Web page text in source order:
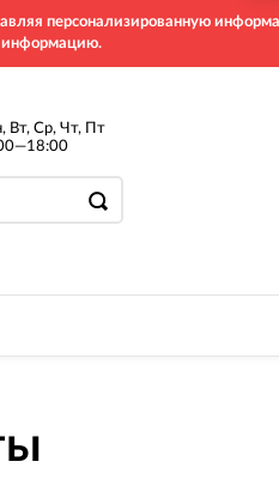
персонализированную
информацию.
Вт, Ср, Чт, Пт